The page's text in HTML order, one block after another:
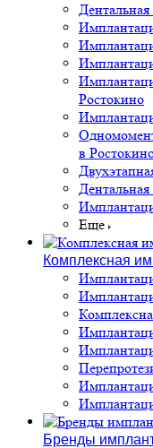
Ростокино
в
Еще
Комплексная
Бренды